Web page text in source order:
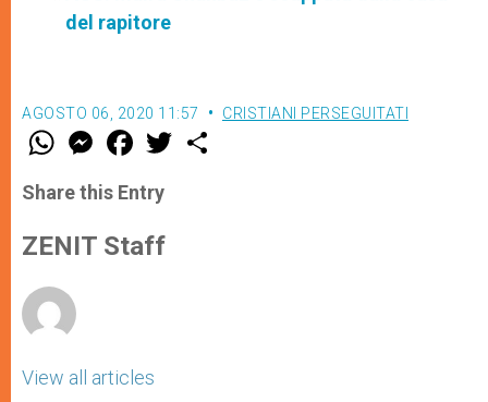
del rapitore
AGOSTO 06, 2020 11:57 CRISTIANI PERSEGUITATI
W
t
s
p
p
M
e
s
e
g
e
F
a
e
b
o
k
w
Share this Entry
ZENIT Staff
View all articles